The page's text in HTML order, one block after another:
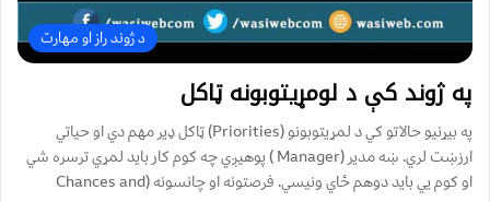
د ژوند راز او مهارت
په ژوند کې د لومړیتوبونه ټاکل
په بیړنیو حالاتو کي د لمړیتوبونو (Priorities) ټاکل ډیر مهم دي او حیاتي
ارزښت لري. ښه مدیر (Manager ) پوهیږي چه کوم کار باید لمړي ترسره شي
او کوم يي باید دوهم ځاي ونیسي. فرصتونه او چانسونه (Chances and